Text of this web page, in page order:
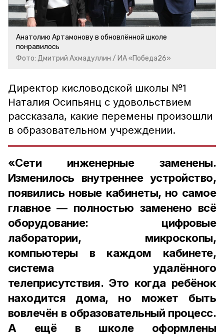
Анатолию Артамонову в обновлённой школе
понравилось
Фото: Дмитрий Ахмадуллин / ИА «Победа26»
Директор кисловодской школы №1
Наталия Осипьянц с удовольствием
рассказала, какие перемены произошли
в образовательном учреждении.
«Сети инженерные заменены.
Изменилось внутреннее устройство,
появились новые кабинеты, но самое
главное — полностью заменено всё
оборудование: цифровые
лаборатории, микроскопы,
компьютеры в каждом кабинете,
система удалённого
телеприсутствия. Это когда ребёнок
находится дома, но может быть
вовлечён в образовательный процесс.
А ещё в школе оформлены